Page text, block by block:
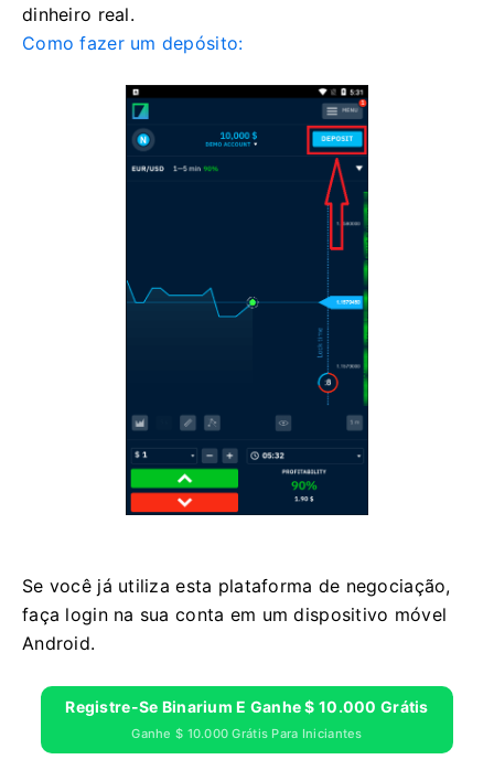
dinheiro real.
Como fazer um depósito:
Se você já utiliza esta plataforma de negociação,
faça login na sua conta em um dispositivo móvel
Android.
Registre-Se Binarium E Ganhe $ 10.000 Grátis
Ganhe $ 10.000 Grátis Para Iniciantes